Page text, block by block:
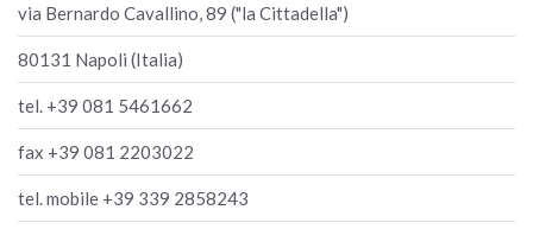
via Bernardo Cavallino, 89 ("la Cittadella")
80131 Napoli (Italia)
tel. +39 081 5461662
fax +39 081 2203022
tel. mobile +39 339 2858243